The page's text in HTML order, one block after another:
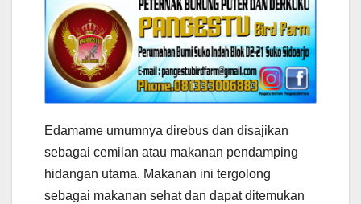
Edamame umumnya direbus dan disajikan
sebagai cemilan atau makanan pendamping
hidangan utama. Makanan ini tergolong
sebagai makanan sehat dan dapat ditemukan